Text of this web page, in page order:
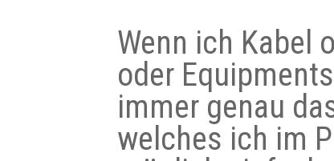
Wenn ich Kabel
oder
immer genau
welches ich im